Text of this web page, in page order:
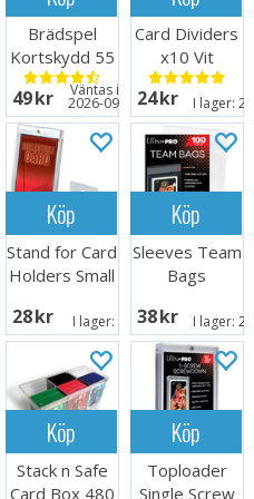
Brädspel
Kortskydd 55
st 45x68mm
49 SEK Väntas in:
2026-09-30
Card Dividers
x10 Vit
24 SEK I lager:20+
Köp
Stand for Card
Holders Small
28 SEK I lager:
Köp
Sleeves Team
Bags
100 st
38 SEK I lager:20+
Köp
Stack n Safe
Card Box 480
Köp
Toploader
Single Screw